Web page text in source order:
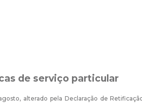
de serviço particular
alterado pela Declaração de